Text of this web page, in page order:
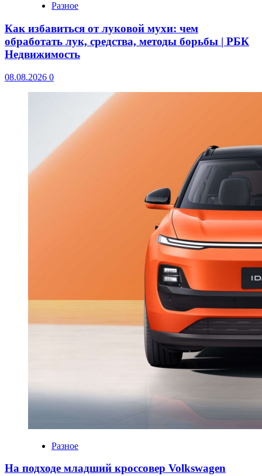
Разное
Как избавиться от луковой мухи: чем
обработать лук, средства, методы борьбы | РБК
Недвижимость
08.08.2026 0
Разное
На подходе младший кроссовер Volkswagen